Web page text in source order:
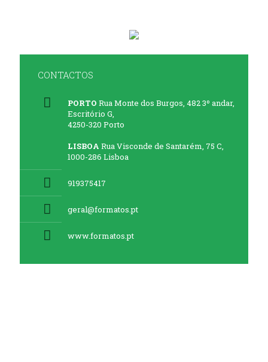
CONTACTOS
PORTO Rua Monte dos Burgos, 482 3º andar,
Escritório G,
4250-320 Porto
LISBOA Rua Visconde de Santarém, 75 C,
1000-286 Lisboa
919375417
geral@formatos.pt
www.formatos.pt